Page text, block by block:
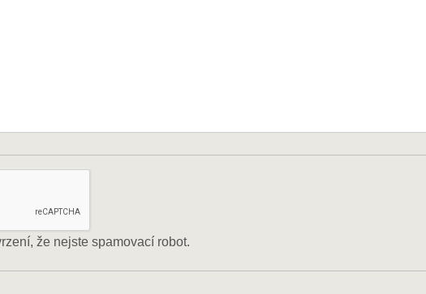
že nejste spamovací robot.